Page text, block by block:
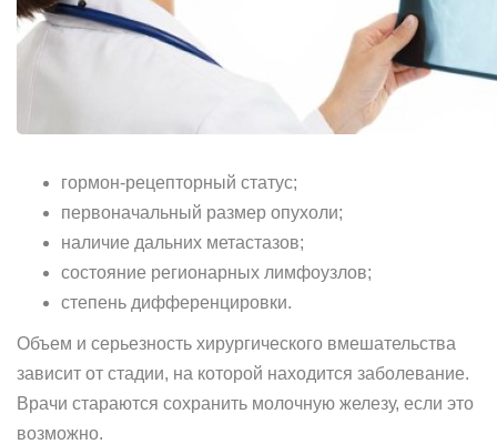
гормон-рецепторный статус;
первоначальный размер опухоли;
наличие дальних метастазов;
состояние регионарных лимфоузлов;
степень дифференцировки.
Объем и серьезность хирургического вмешательства
зависит от стадии, на которой находится заболевание.
Врачи стараются сохранить молочную железу, если это
возможно.